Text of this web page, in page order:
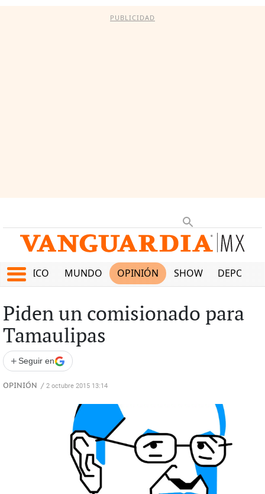
PUBLICIDAD
MÉXICO MUNDO OPINIÓN SHOW
Piden un comisionado para
Tamaulipas
+ Seguir en
OPINIÓN / 2 octubre 2015 13:14